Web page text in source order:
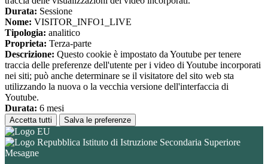
Durata: Sessione
Nome: VISITOR_INFO1_LIVE
Tipologia: analitico
Proprieta: Terza-parte
Descrizione: Questo cookie è impostato da Youtube per tenere
traccia delle preferenze dell'utente per i video di Youtube incorporati
nei siti; può anche determinare se il visitatore del sito web sta
utilizzando la nuova o la vecchia versione dell'interfaccia di
Youtube.
Durata: 6 mesi
Accetta tutti Salva le preferenze
Istituto di Istruzione Secondaria Superiore
Mesagne